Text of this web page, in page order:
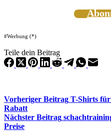
#Werbung (*)
Teile dein Beitrag
Vorheriger Beitrag T-Shirts für
Rabatt
Nächster Beitrag
Preise